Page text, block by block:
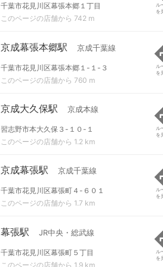
千葉市花見川区幕張本郷１丁目
このページの店舗から 742 m
ル
を
京成幕張本郷駅 京成千葉線
千葉市花見川区幕張本郷１-１-３
このページの店舗から 760 m
ル
を
京成大久保駅 京成本線
習志野市本大久保３-１０-１
このページの店舗から 1.2 km
ル
を
京成幕張駅 京成千葉線
千葉市花見川区幕張町４-６０１
このページの店舗から 1.7 km
ル
を
幕張駅 JR中央・総武線
千葉市花見川区幕張町５丁目
このページの店舗から 1.9 km
ル
を